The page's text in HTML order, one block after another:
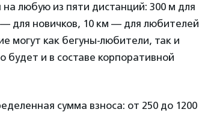
на любую из пяти дистанций: 300 м для
для новичков, 10 км — для любителей
могут как бегуны-любители, так и
и в составе корпоративной
сумма взноса: от 250 до 1200